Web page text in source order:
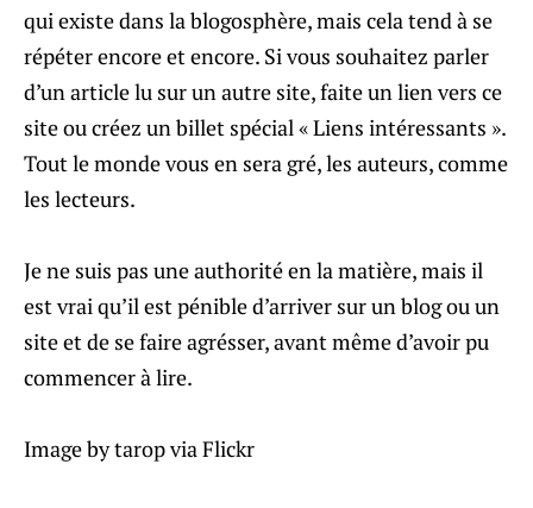
qui existe dans la blogosphère, mais cela tend à se
répéter encore et encore. Si vous souhaitez parler
d’un article lu sur un autre site, faite un lien vers ce
site ou créez un billet spécial « Liens intéressants ».
Tout le monde vous en sera gré, les auteurs, comme
les lecteurs.
Je ne suis pas une authorité en la matière, mais il
est vrai qu’il est pénible d’arriver sur un blog ou un
site et de se faire agrésser, avant même d’avoir pu
commencer à lire.
Image by tarop via Flickr